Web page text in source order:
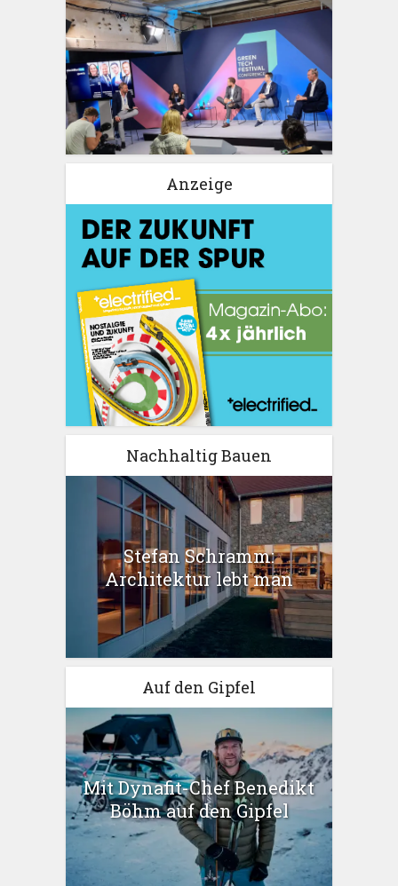
Anzeige
Nachhaltig Bauen
Stefan Schramm:
Architektur lebt man
Auf den Gipfel
Mit Dynafit-Chef Benedikt
Böhm auf den Gipfel